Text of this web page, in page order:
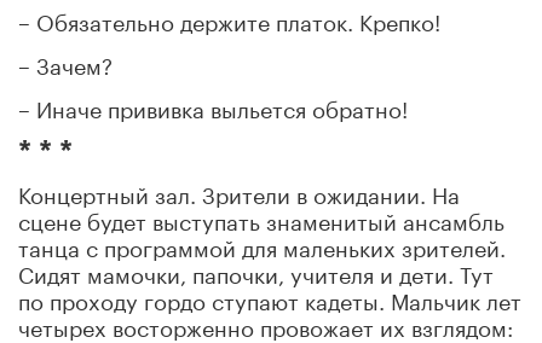
– Обязательно держите платок. Крепко!
– Зачем?
– Иначе прививка выльется обратно!
* * *
Концертный зал. Зрители в ожидании. На
сцене будет выступать знаменитый ансамбль
танца с программой для маленьких зрителей.
Сидят мамочки, папочки, учителя и дети. Тут
по проходу гордо ступают кадеты. Мальчик лет
четырех восторженно провожает их взглядом: